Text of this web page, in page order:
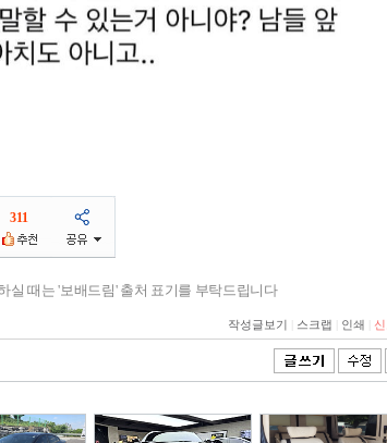
311
실 때는 '보배드림' 출처 표기를 부탁드립니다
작성글보기 스크랩 인쇄